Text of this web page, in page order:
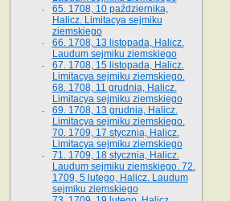
65­. 1708, 10 października,
Halicz. Limitacya sejmiku
ziemskiego
66. 1708, 13 listopada, Halicz.
Laudum sejmiku ziemskiego
67. 1708, 15 listopada, Halicz.
Limitacya sejmiku ziemskiego.
68. 1708, 11 grudnia, Halicz.
Limitacya sejmiku ziemskiego
69. 1708, 13 grudnia, Halicz.
Limitacya sejmiku ziemskiego.
70. 1709, 17 stycznia, Halicz.
Limitacya sejmiku ziemskiego
71. 1709, 18 stycznia, Halicz.
Laudum sejmiku ziemskiego. 72.
1709, 5 lutego, Halicz. Laudum
sejmiku ziemskiego